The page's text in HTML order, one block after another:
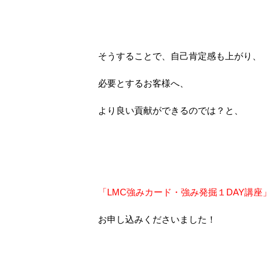
そうすることで、自己肯定感も上がり、
必要とするお客様へ、
より良い貢献ができるのでは？と、
「LMC強みカード・強み発掘１DAY講座」
お申し込みくださいました！